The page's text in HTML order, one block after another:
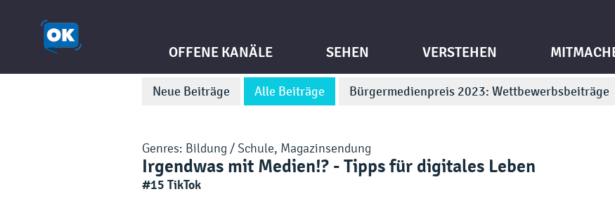
OFFENE KANÄLE SEHEN VERSTEHEN
Neue Beiträge Alle Beiträge Bürgermedienpreis 2023: Wettbewerbsbeiträge
Genres: Bildung / Schule, Magazinsendung
Irgendwas mit Medien!? - Tipps für digitales Leben
#15 TikTok